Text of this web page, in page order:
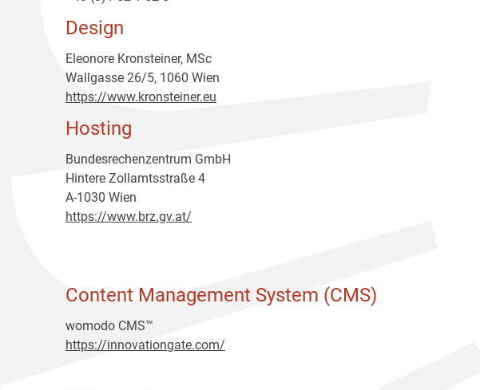
Design
Eleonore Kronsteiner, MSc
Wallgasse 26/5, 1060 Wien
https://www.kronsteiner.eu
Hosting
Bundesrechenzentrum GmbH
Hintere Zollamtsstraße 4
A-1030 Wien
https://www.brz.gv.at/
Content Management System (CMS)
womodo CMS™
https://innovationgate.com/